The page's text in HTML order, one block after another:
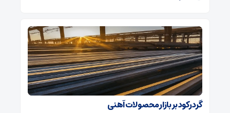
گرد رکود بر بازار محصولات آهنی